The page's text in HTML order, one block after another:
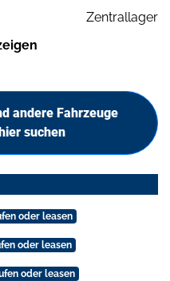
Zentrallager
andere Fahrzeuge
suchen
oder leasen
oder leasen
oder leasen